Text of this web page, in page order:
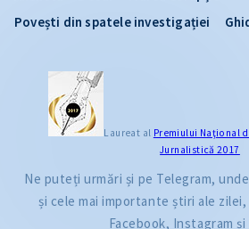
Povești din spatele investigației
Laureat al Premiului Naţional
Jurnalistică 2017
Ne puteți urmări și pe Telegram,
și cele mai importante știri ale zilei,
Facebook, Instagram și